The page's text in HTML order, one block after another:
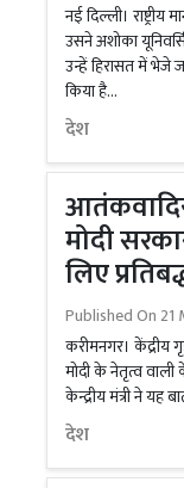
नई दिल्ली।
उसने अशोका
उन्हें हिरासत में भेजे
किया है...
देश
मोदी
लिए
Published On 21
करीमनगर। केंद्रीय
मोदी के नेतृत्व
केन्द्रीय मंत्री ने यह
देश